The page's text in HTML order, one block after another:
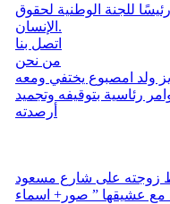
للجنة الوطنية لحقوق
الإنسان.
اتصل بنا
من نحن
ولد امصبوع يختفي ومعه
رئاسية بتوقيفه وتجميد
أرصدته
زوجته على شارع مسعود